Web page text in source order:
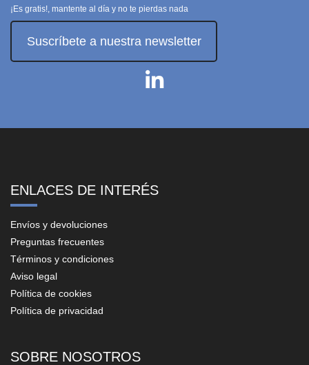
¡Es gratis!, mantente al día y no te pierdas nada
Suscríbete a nuestra newsletter
ENLACES DE INTERÉS
Envíos y devoluciones
Preguntas frecuentes
Términos y condiciones
Aviso legal
Política de cookies
Política de privacidad
SOBRE NOSOTROS